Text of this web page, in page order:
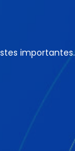
importantes.